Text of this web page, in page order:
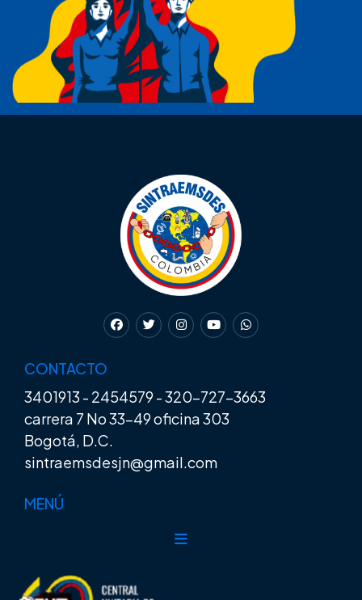
CONTACTO
3401913 - 2454579 -320-727-3663
carrera 7 No 33-49 oficina 303
Bogotá, D.C.
sintraemsdesjn@gmail.com
MENÚ